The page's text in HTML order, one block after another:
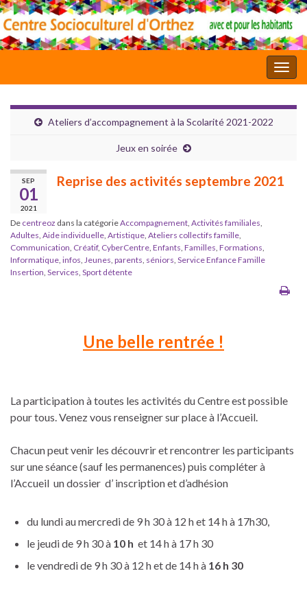
Ateliers d’accompagnement à la Scolarité 2021-2022
Jeux en soirée
SEP
01
2021
Reprise des activités septembre 2021
De centreoz dans la catégorieAccompagnement, Activités familiales,
Adultes, Aide individuelle, Artistique, Ateliers collectifs famille,
Communication, Créatif, CyberCentre, Enfants, Familles, Formations,
Informatique, infos, Jeunes, parents, séniors, Service Enfance Famille
Insertion, Services, Sport détente
Une belle rentrée !
La participation à toutes les activités du Centre est possible
pour tous. Venez vous renseigner sur place à l’Accueil.
Chacun peut venir les découvrir et rencontrer les participants
sur une séance (sauf les permanences) puis compléter à
l’Accueil un dossier d’ inscription et d’adhésion
du lundi au mercredi de 9 h 30 à 12 h et 14 h à 17h30,
le jeudi de 9 h 30 à 10 h et 14 h à 17 h 30
le vendredi de 9 h 30 à 12 h et de 14 h à 16 h 30